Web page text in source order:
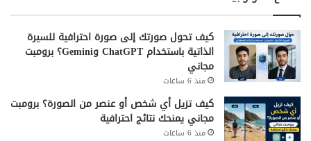
كيف تحول صورتك إلى صورة احترافية للسيرة
الذاتية باستخدام ChatGPT وGemini؟ برومبت
مجاني
منذ 6 ساعات
كيف تزيل أي شخص أو عنصر من الصورة؟ برومبت
مجاني يمنحك نتائج احترافية
منذ 6 ساعات